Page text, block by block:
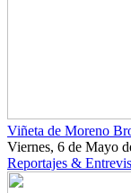
Viñeta de Moreno
Viernes, 6 de Mayo
Reportajes &